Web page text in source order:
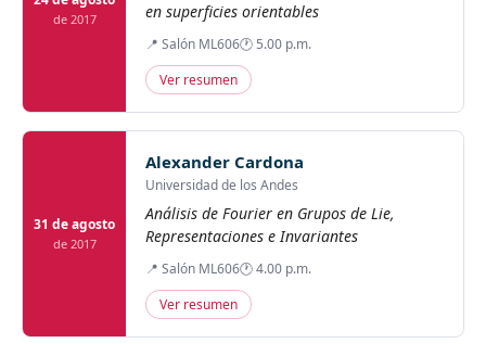
de 2017 en superficies orientables
📍 Salón ML606🕐 5.00 p.m.
Ver resumen
31 de agosto
de 2017
Alexander Cardona
Universidad de los Andes
Análisis de Fourier en Grupos de Lie,
Representaciones e Invariantes
📍 Salón ML606🕐 4.00 p.m.
Ver resumen